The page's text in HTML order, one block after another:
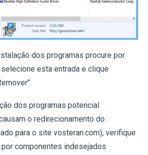
dos programas procure por
selecione esta entrada e clique
dos programas potencial
o redirecionamento do
para o site vosteran.com), verifique
componentes indesejados